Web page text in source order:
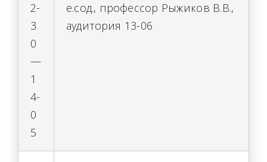
2-
3
0
—
1
4-
0
5
е.сод., профессор Рыжиков В.В.,
аудитория 13-06